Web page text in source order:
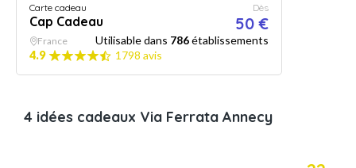
Carte cadeau
Cap Cadeau
Dès
50 €
France Utilisable dans 786établissements
4.9
1798 avis
4 idées cadeaux Via Ferrata Annecy